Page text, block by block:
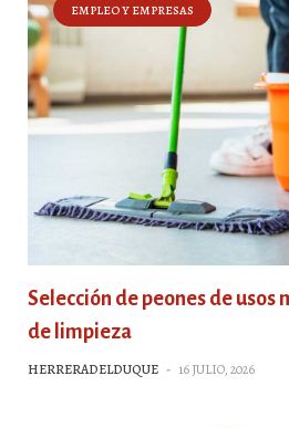
EMPLEO Y EMPRESAS
Selección de peones de usos
de limpieza
HERRERADELDUQUE - 16 JULIO, 2026